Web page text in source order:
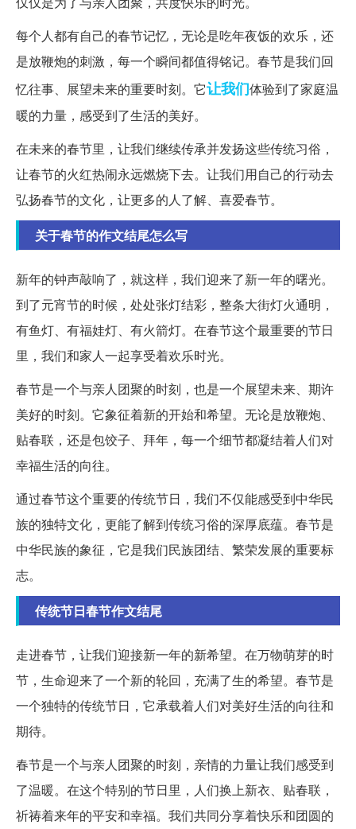
每个人都有自己的春节记忆，无论是吃年夜饭的欢乐，还
是放鞭炮的刺激，每一个瞬间都值得铭记。春节是我们回
忆往事、展望未来的重要时刻。它让我们体验到了家庭温
暖的力量，感受到了生活的美好。
在未来的春节里，让我们继续传承并发扬这些传统习俗，
让春节的火红热闹永远燃烧下去。让我们用自己的行动去
弘扬春节的文化，让更多的人了解、喜爱春节。
关于春节的作文结尾怎么写
新年的钟声敲响了，就这样，我们迎来了新一年的曙光。
到了元宵节的时候，处处张灯结彩，整条大街灯火通明，
有鱼灯、有福娃灯、有火箭灯。在春节这个最重要的节日
里，我们和家人一起享受着欢乐时光。
春节是一个与亲人团聚的时刻，也是一个展望未来、期许
美好的时刻。它象征着新的开始和希望。无论是放鞭炮、
贴春联，还是包饺子、拜年，每一个细节都凝结着人们对
幸福生活的向往。
通过春节这个重要的传统节日，我们不仅能感受到中华民
族的独特文化，更能了解到传统习俗的深厚底蕴。春节是
中华民族的象征，它是我们民族团结、繁荣发展的重要标
志。
传统节日春节作文结尾
走进春节，让我们迎接新一年的新希望。在万物萌芽的时
节，生命迎来了一个新的轮回，充满了生的希望。春节是
一个独特的传统节日，它承载着人们对美好生活的向往和
期待。
春节是一个与亲人团聚的时刻，亲情的力量让我们感受到
了温暖。在这个特别的节日里，人们换上新衣、贴春联，
祈祷着来年的平安和幸福。我们共同分享着快乐和团圆的